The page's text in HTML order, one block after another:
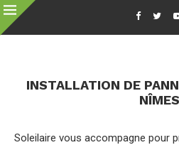
INSTALLATION DE
NÎMES
Soleilaire vous accompagne pour